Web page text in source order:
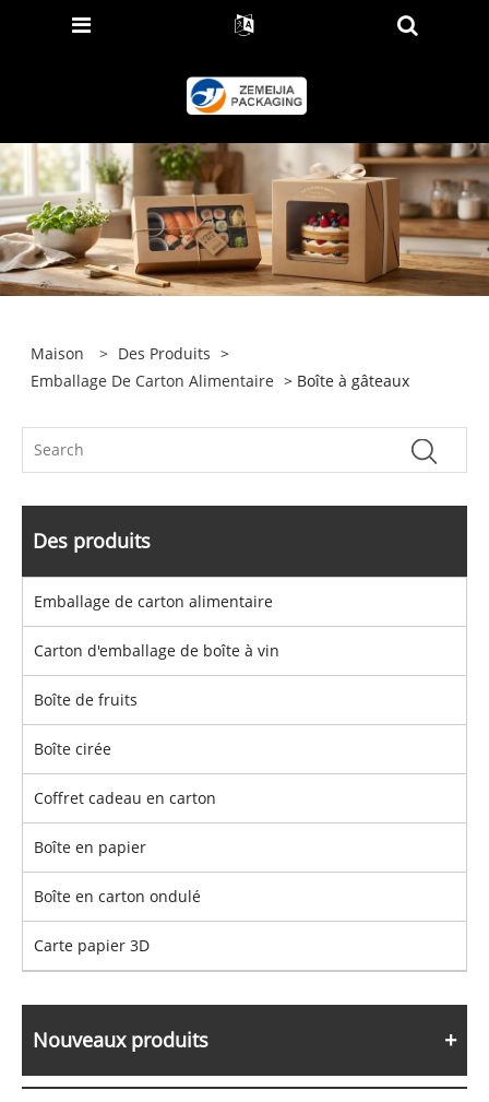
Maison > Des Produits >
Emballage De Carton Alimentaire > Boîte à gâteaux
Des produits
Emballage de carton alimentaire
Carton d'emballage de boîte à vin
Boîte de fruits
Boîte cirée
Coffret cadeau en carton
Boîte en papier
Boîte en carton ondulé
Carte papier 3D
Nouveaux produits